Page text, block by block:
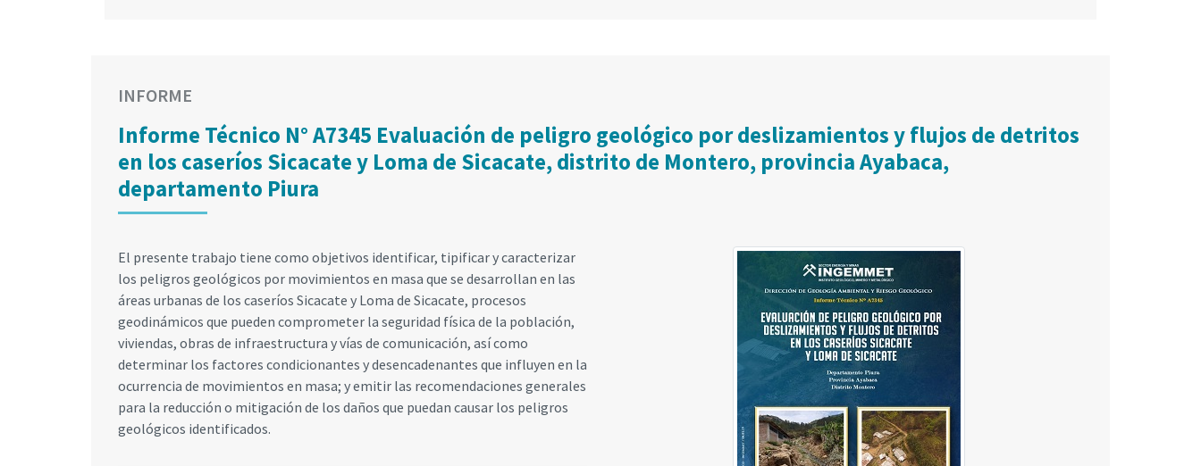
INFORME
Informe Técnico N° A7345 Evaluación de peligro geológico por deslizamientos y flujos de detritos
en los caseríos Sicacate y Loma de Sicacate, distrito de Montero, provincia Ayabaca,
departamento Piura
El presente trabajo tiene como objetivos identificar, tipificar y caracterizar
los peligros geológicos por movimientos en masa que se desarrollan en las
áreas urbanas de los caseríos Sicacate y Loma de Sicacate, procesos
geodinámicos que pueden comprometer la seguridad física de la población,
viviendas, obras de infraestructura y vías de comunicación, así como
determinar los factores condicionantes y desencadenantes que influyen en la
ocurrencia de movimientos en masa; y emitir las recomendaciones generales
para la reducción o mitigación de los daños que puedan causar los peligros
geológicos identificados.